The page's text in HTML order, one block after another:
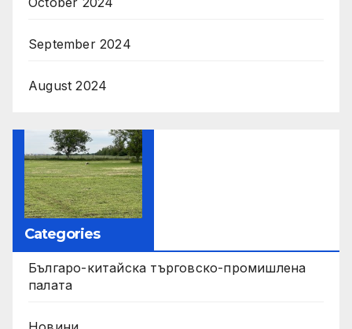
September 2024
August 2024
Categories
Българо-китайска търговско-промишлена
палата